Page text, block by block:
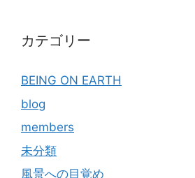
カテゴリー
BEING ON EARTH
blog
members
未分類
風景への目覚め